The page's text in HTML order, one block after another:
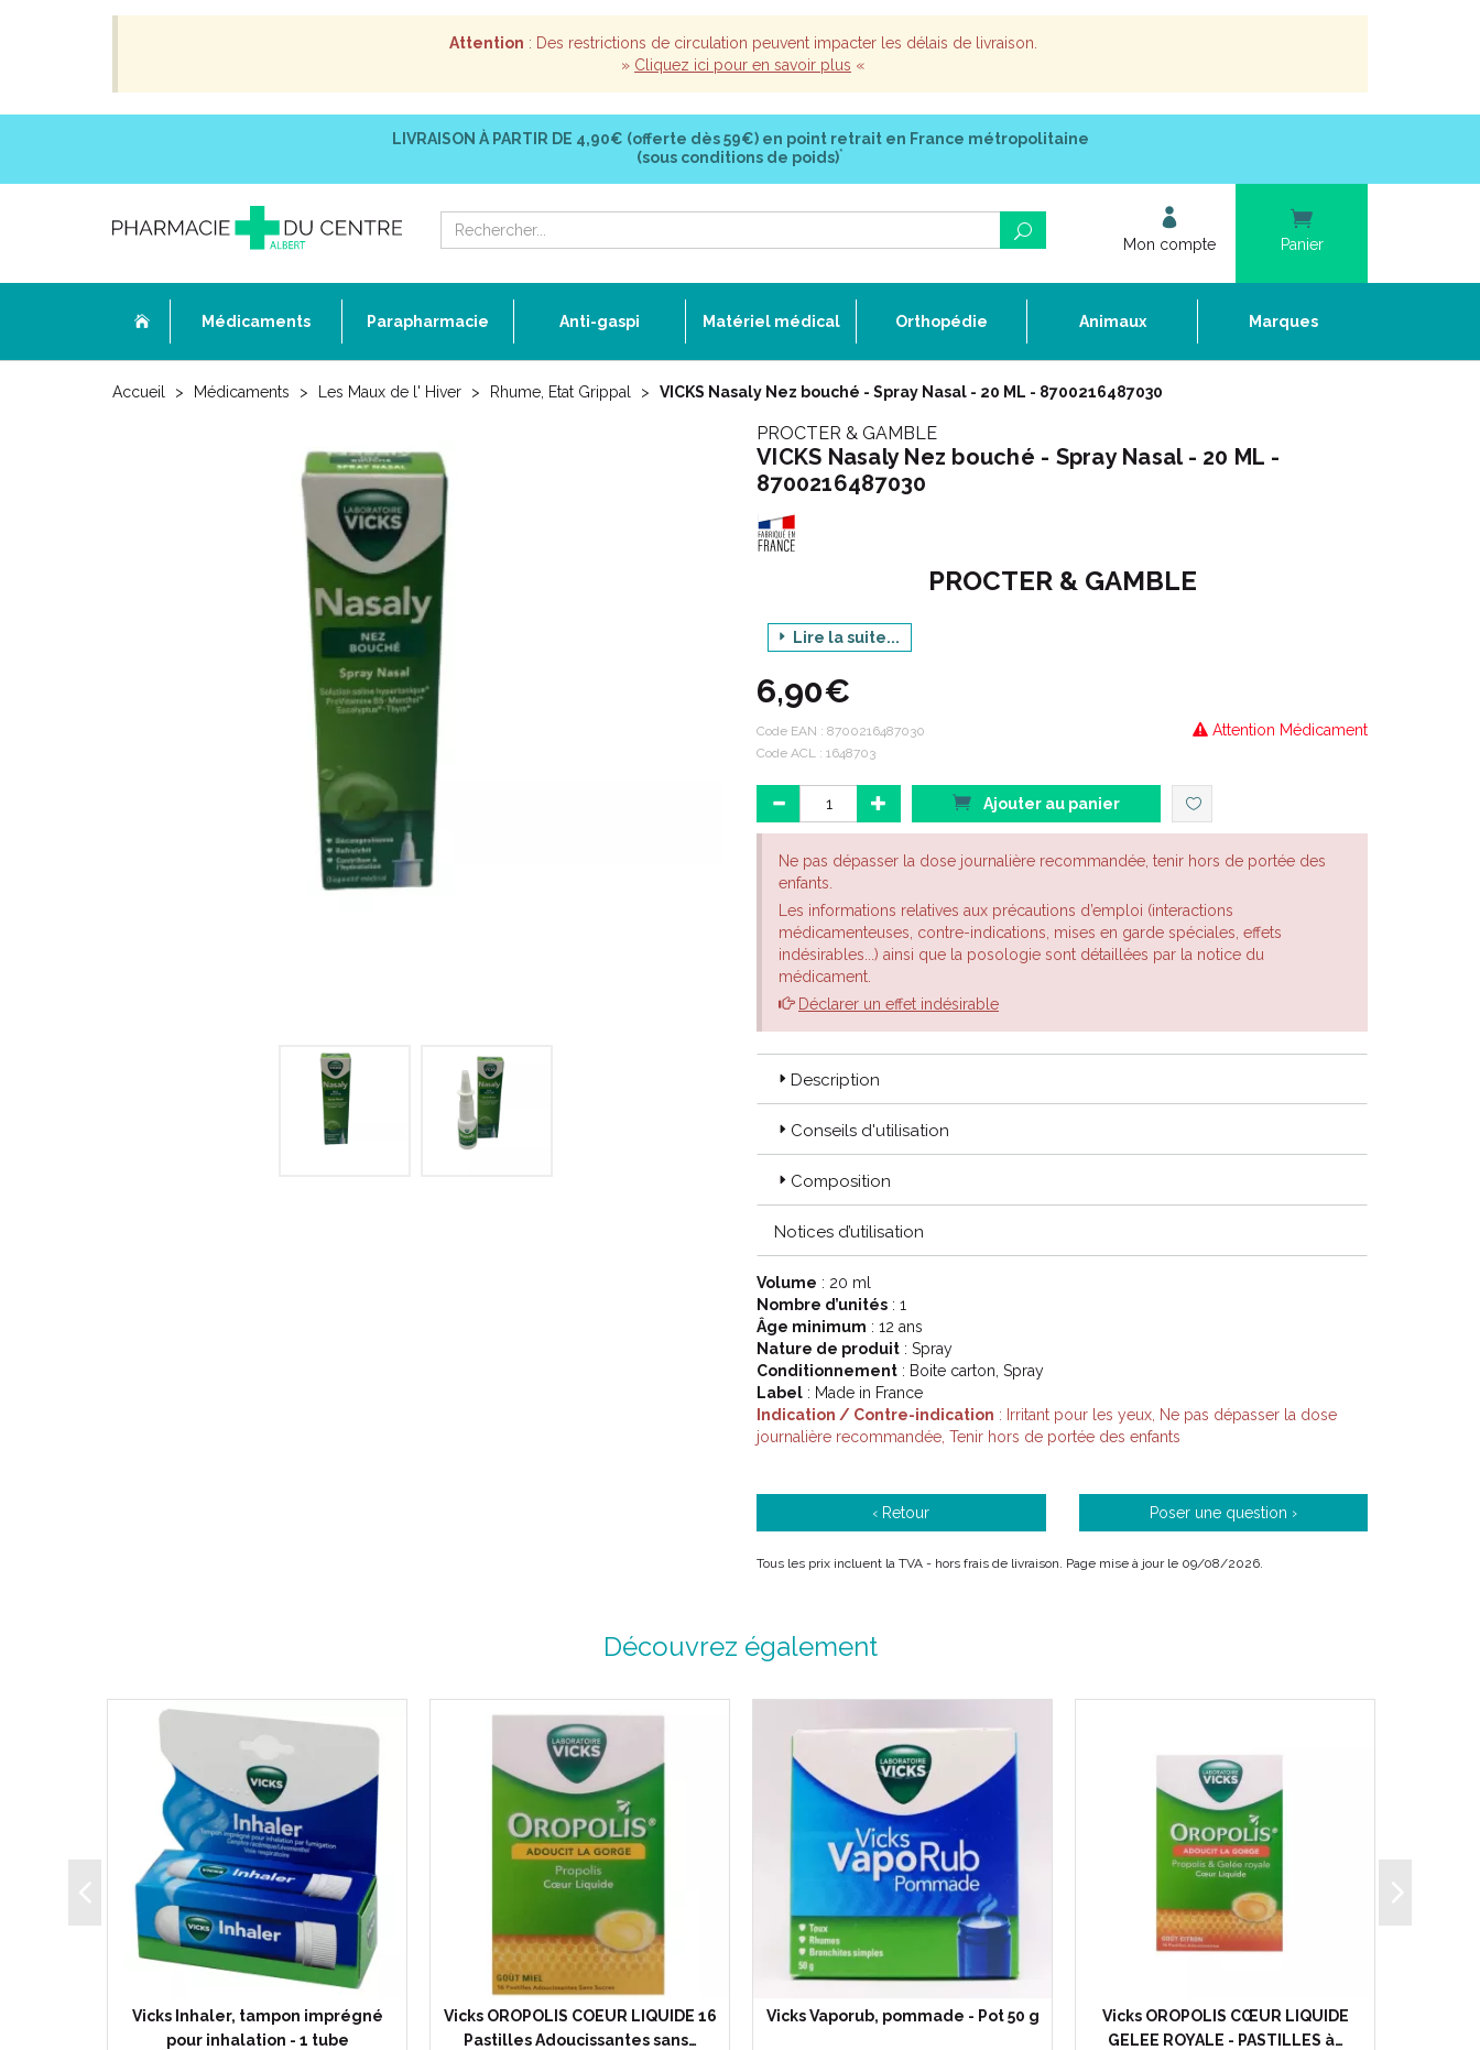
Attention : Des restrictions de circulation peuvent impacter les délais de livraison.
» Cliquez ici pour en savoir plus «
LIVRAISON À PARTIR DE 4,90€ (offerte dès 59€) en point retrait en France métropolitaine
(sous conditions de poids)*
Mon compte Panier
Médicaments Parapharmacie Anti-gaspi Matériel médical Orthopédie Animaux Marques
Accueil Médicaments Les Maux de l' Hiver Rhume, Etat Grippal VICKS Nasaly Nez bouché - Spray Nasal - 20 ML - 8700216487030
PROCTER & GAMBLE
VICKS Nasaly Nez bouché - Spray Nasal - 20 ML -
8700216487030
PROCTER & GAMBLE
Produit : NASALY SPRAY NASAL NEZ BOUCHÉ
Code ACL : 1648703
Code EAN : 8700216487030
Lire la suite...
6,90€
Attention Médicament
Code EAN : 8700216487030
Code ACL : 1648703
Ajouter au panier
Ne pas dépasser la dose journalière recommandée, tenir hors de portée des
enfants.
Les informations relatives aux précautions d’emploi (interactions
médicamenteuses, contre-indications, mises en garde spéciales, effets
indésirables...) ainsi que la posologie sont détaillées par la notice du
médicament.
Déclarer un effet indésirable
Description
Conseils d'utilisation
Composition
Notices d’utilisation
Volume : 20 ml
Nombre d’unités : 1
Âge minimum : 12 ans
Nature de produit : Spray
Conditionnement : Boite carton, Spray
Label : Made in France
Indication / Contre-indication : Irritant pour les yeux, Ne pas dépasser la dose
journalière recommandée, Tenir hors de portée des enfants
‹ Retour Poser une question ›
Tous les prix incluent la TVA - hors frais de livraison. Page mise à jour le 09/08/2026.
Découvrez également
Vicks Inhaler, tampon imprégné
pour inhalation - 1 tube
Vicks OROPOLIS COEUR LIQUIDE 16
Pastilles Adoucissantes sans…
Vicks Vaporub, pommade - Pot 50 g
Vicks OROPOLIS CŒUR LIQUIDE
GELEE ROYALE - PASTILLES à…